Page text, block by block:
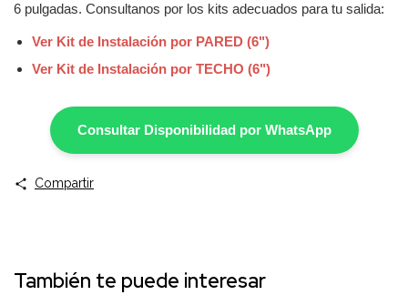
6 pulgadas. Consultanos por los kits adecuados para tu salida:
Ver Kit de Instalación por PARED (6")
Ver Kit de Instalación por TECHO (6")
Consultar Disponibilidad por WhatsApp
Compartir
También te puede interesar